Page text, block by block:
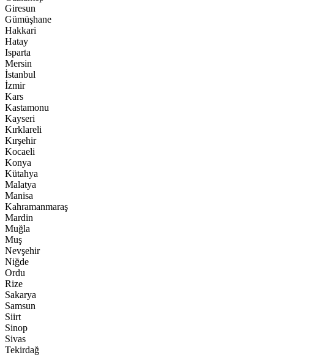
Giresun
Gümüşhane
Hakkari
Hatay
Isparta
Mersin
İstanbul
İzmir
Kars
Kastamonu
Kayseri
Kırklareli
Kırşehir
Kocaeli
Konya
Kütahya
Malatya
Manisa
Kahramanmaraş
Mardin
Muğla
Muş
Nevşehir
Niğde
Ordu
Rize
Sakarya
Samsun
Siirt
Sinop
Sivas
Tekirdağ